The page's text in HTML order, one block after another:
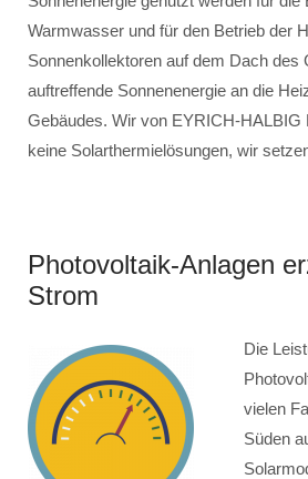
Warmwasser und für den Betrieb der
Sonnenkollektoren auf dem Dach des
auftreffende Sonnenenergie an die
Gebäudes. Wir von EYRICH-HALBIG
keine Solarthermielösungen, wir
Photovoltaik-Anlagen
Strom
Die
vielen
Süden